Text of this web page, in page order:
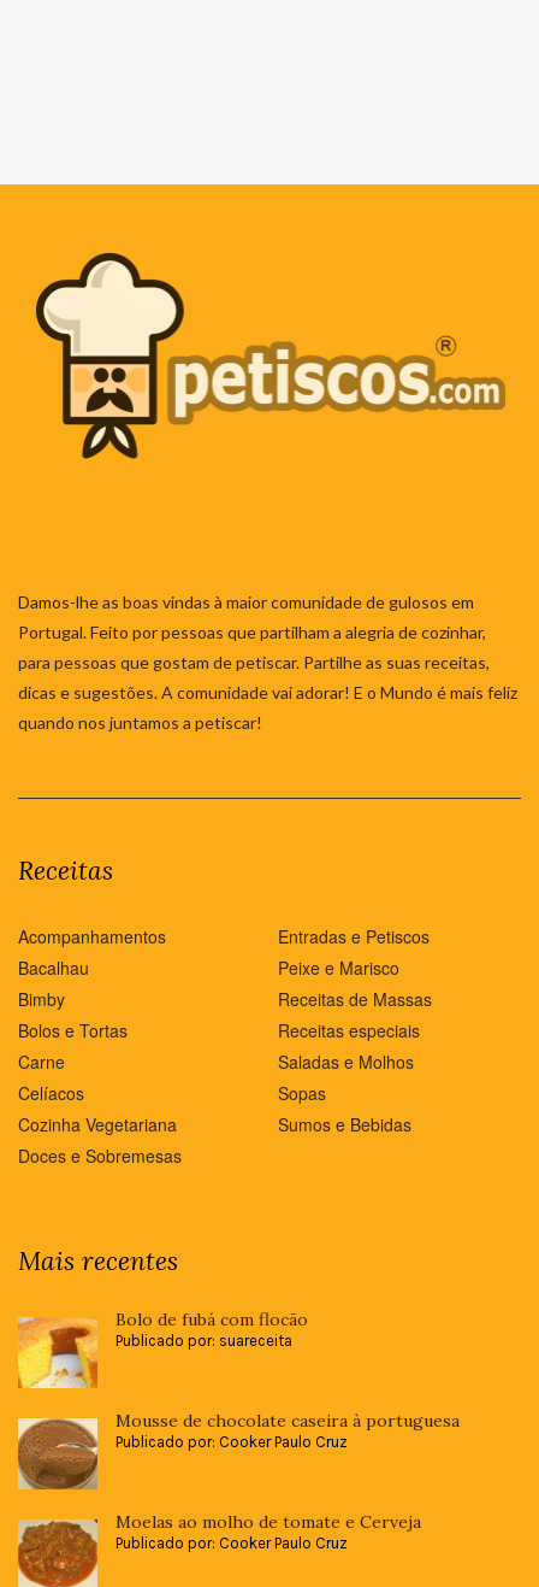
Damos-lhe as boas vindas à maior comunidade de gulosos em
Portugal. Feito por pessoas que partilham a alegria de cozinhar,
para pessoas que gostam de petiscar. Partilhe as suas receitas,
dicas e sugestões. A comunidade vai adorar! E o Mundo é mais feliz
quando nos juntamos a petiscar!
Receitas
Acompanhamentos
Bacalhau
Bimby
Bolos e Tortas
Carne
Celíacos
Cozinha Vegetariana
Doces e Sobremesas
Entradas e Petiscos
Peixe e Marisco
Receitas de Massas
Receitas especiais
Saladas e Molhos
Sopas
Sumos e Bebidas
Mais recentes
Bolo de fubá com flocão
Publicado por: suareceita
Mousse de chocolate caseira à portuguesa
Publicado por: Cooker Paulo Cruz
Moelas ao molho de tomate e Cerveja
Publicado por: Cooker Paulo Cruz